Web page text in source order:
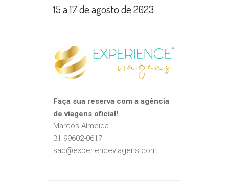
15 a 17 de agosto de 2023
Faça sua reserva com a agência
de viagens oficial!
Marcos Almeida
31 99602-0617
sac@experienceviagens.com